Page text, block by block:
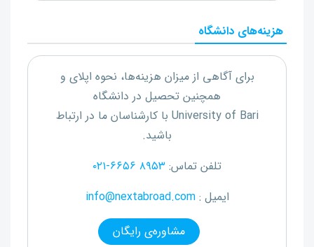
هزینه‌های دانشگاه
برای آگاهی از میزان هزینه‌ها، نحوه اپلای و
همچنین تحصیل در دانشگاه
University of Bariبا کارشناسان ما در ارتباط
باشید.
تلفن تماس:۰۲۱-۶۶۵۶ ۸۹۵۳
ایمیل : info@nextabroad.com
مشاوره‌ی رایگان